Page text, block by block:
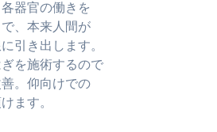
器官の働きを
、本来人間が
引き出します。
を施術するので
。仰向けでの
ます。